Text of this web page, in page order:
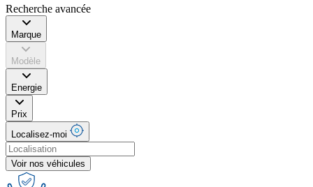
Recherche avancée
Marque
Modèle
Energie
Prix
Localisez-moi
Voir nos véhicules